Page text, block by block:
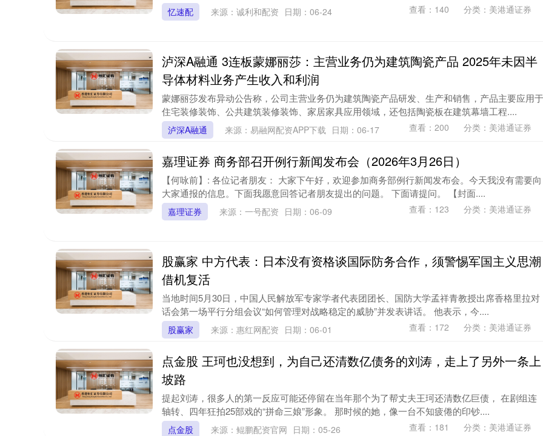
忆速配 来源：诚利和配资 日期：06-24 查看： 140 分类： 美港通证券
泸深A融通 3连板蒙娜丽莎：主营业务仍为建筑陶瓷产品 2025年未因半
导体材料业务产生收入和利润
蒙娜丽莎发布异动公告称，公司主营业务仍为建筑陶瓷产品研发、生产和销售，产品主要应用于
住宅装修装饰、公共建筑装修装饰、家居家具应用领域，还包括陶瓷板在建筑幕墙工程....
泸深A融通 来源：易融网配资APP下载 日期：06-17 查看： 200 分类： 美港通证券
嘉理证券 商务部召开例行新闻发布会（2026年3月26日）
【何咏前】: 各位记者朋友： 大家下午好，欢迎参加商务部例行新闻发布会。今天我没有需要向
大家通报的信息。下面我愿意回答记者朋友提出的问题。 下面请提问。 【封面....
嘉理证券 来源：一号配资 日期：06-09 查看： 123 分类： 美港通证券
股赢家 中方代表：日本没有资格谈国际防务合作，须警惕军国主义思潮
借机复活
当地时间5月30日，中国人民解放军专家学者代表团团长、国防大学孟祥青教授出席香格里拉对
话会第一场平行分组会议“如何管理对战略稳定的威胁”并发表讲话。 他表示，今....
股赢家 来源：惠红网配资 日期：06-01 查看： 172 分类： 美港通证券
点金股 王珂也没想到，为自己还清数亿债务的刘涛，走上了另外一条上
坡路
提起刘涛，很多人的第一反应可能还停留在当年那个为了帮丈夫王珂还清数亿巨债， 在剧组连
轴转、四年狂拍25部戏的“拼命三娘”形象。 那时候的她，像一台不知疲倦的印钞....
点金股 来源：鲲鹏配资官网 日期：05-26 查看： 181 分类： 美港通证券